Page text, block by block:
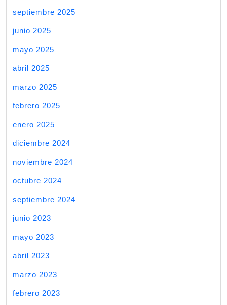
septiembre 2025
junio 2025
mayo 2025
abril 2025
marzo 2025
febrero 2025
enero 2025
diciembre 2024
noviembre 2024
octubre 2024
septiembre 2024
junio 2023
mayo 2023
abril 2023
marzo 2023
febrero 2023